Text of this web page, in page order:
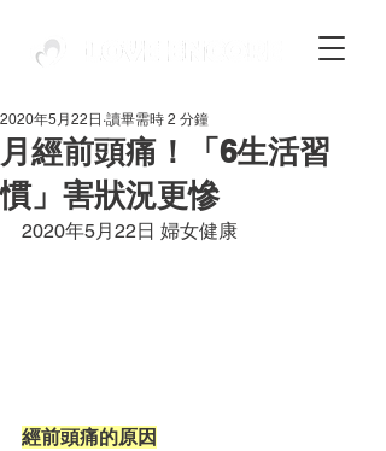
月經前頭痛！「6生活習
慣」害狀況更慘
2020年5月22日 讀畢需時 2 分鐘
2020年5月22日 婦女健康
經前頭痛的原因